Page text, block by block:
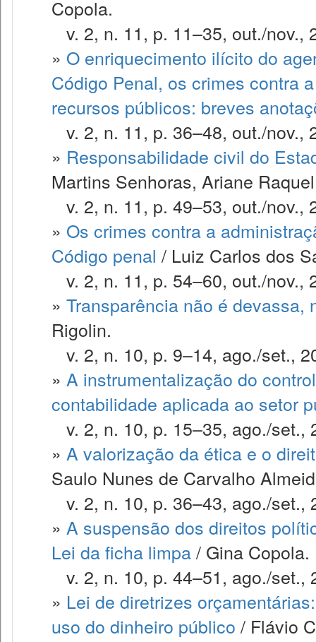
Copola.
v. 2, n. 11, p. 11–35, out./nov.,
» O enriquecimento ilícito do
Código Penal, os crimes contra
recursos públicos: breves
v. 2, n. 11, p. 36–48, out./nov.,
» Responsabilidade civil do
Martins Senhoras, Ariane
v. 2, n. 11, p. 49–53, out./nov.,
» Os crimes contra a
Código penal / Luiz Carlos dos
v. 2, n. 11, p. 54–60, out./nov.,
» Transparência não é devassa,
Rigolin.
v. 2, n. 10, p. 9–14, ago./set.,
» A instrumentalização do
contabilidade aplicada ao setor
v. 2, n. 10, p. 15–35, ago./set.,
» A valorização da ética e o
Saulo Nunes de Carvalho
v. 2, n. 10, p. 36–43, ago./set.,
» A suspensão dos direitos
Lei da ficha limpa/ Gina Copola.
v. 2, n. 10, p. 44–51, ago./set.,
» Lei de diretrizes
uso do dinheiro público / Flávio